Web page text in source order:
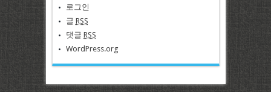
로그인
글 RSS
댓글 RSS
WordPress.org